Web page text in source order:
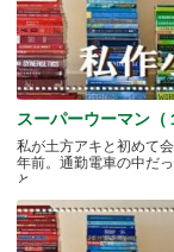
スーパーウーマン（
私が土方アキと初めて
年前。通勤電車の中だ
と.....